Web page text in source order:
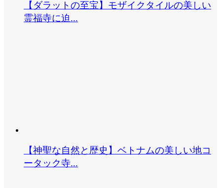
【ダラットの至宝】モザイクタイルの美しい
霊福寺に迫...
【神聖な自然と歴史】ベトナムの美しい地コ
ータック寺...